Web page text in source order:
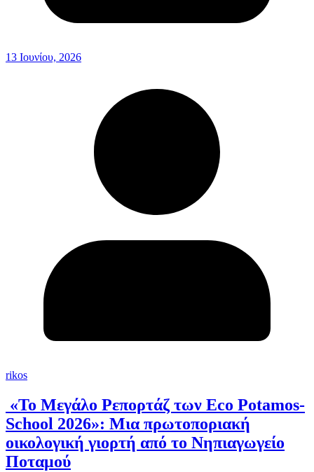
13 Ιουνίου, 2026
rikos
«Το Μεγάλο Ρεπορτάζ των Eco Potamos-
School 2026»: Μια πρωτοποριακή
οικολογική γιορτή από το Νηπιαγωγείο
Ποταμού